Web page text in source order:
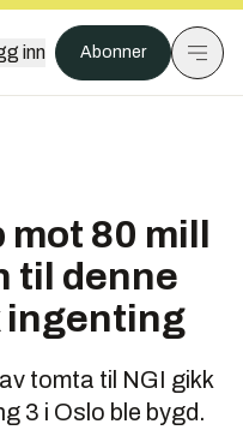
inn Abonner
80 mill
til denne
ingenting
tomta til NGI gikk
3 i Oslo ble bygd.